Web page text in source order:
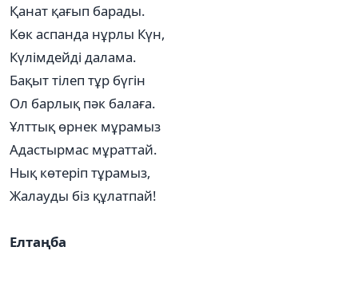
Қанат қағып барады.
Көк аспанда нұрлы Күн,
Күлімдейді далама.
Бақыт тілеп тұр бүгін
Ол барлық пәк балаға.
Ұлттық өрнек мұрамыз
Адастырмас мұраттай.
Нық көтеріп тұрамыз,
Жалауды біз құлатпай!
Елтаңба